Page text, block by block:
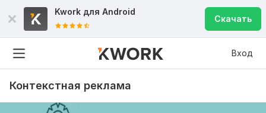
Kwork для Android
Скачать
Вход
Контекстная реклама